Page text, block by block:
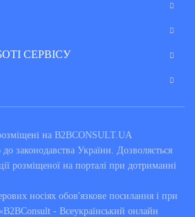
СЕРВІСУ
на B2BCONSULT.UA
законодавства України. Дозволяється
розміщеної на порталі при дотриманні
носіях обов'язкове посилання і при
- Всеукраїнський онлайн